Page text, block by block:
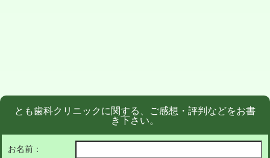
とも歯科クリニックに関する、ご感想・評判などをお書
き下さい。
お名前：